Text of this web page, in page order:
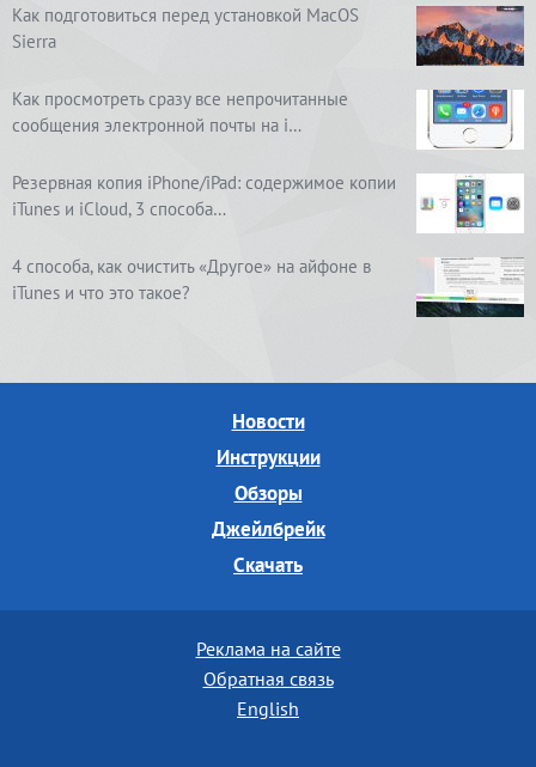
Как подготовиться перед установкой MacOS
Sierra
Как просмотреть сразу все непрочитанные
сообщения электронной почты на i…
Резервная копия iPhone/iPad: содержимое копии
iTunes и iCloud, 3 способа…
4 способа, как очистить «Другое» на айфоне в
iTunes и что это такое?
Новости
Инструкции
Обзоры
Джейлбрейк
Скачать
Реклама на сайте
Обратная связь
English